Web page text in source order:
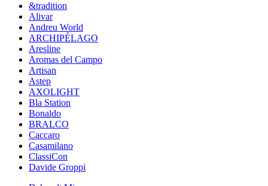
&tradition
Alivar
Andreu World
ARCHIPÉLAGO
Aresline
Aromas del Campo
Artisan
Astep
AXOLIGHT
Bla Station
Bonaldo
BRALCO
Caccaro
Casamilano
ClassiCon
Davide Groppi